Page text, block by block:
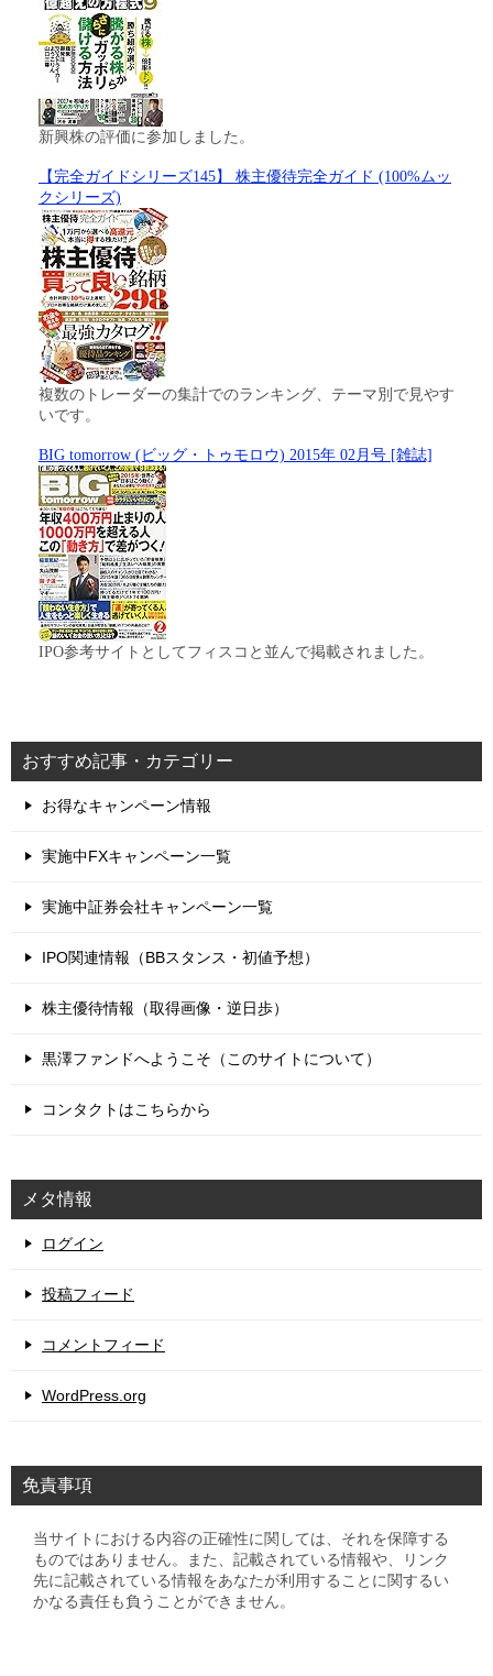
新興株の評価に参加しました。
【完全ガイドシリーズ145】 株主優待完全ガイド (100%ムッ
クシリーズ)
複数のトレーダーの集計でのランキング、テーマ別で見やす
いです。
BIG tomorrow (ビッグ・トゥモロウ) 2015年 02月号 [雑誌]
IPO参考サイトとしてフィスコと並んで掲載されました。
おすすめ記事・カテゴリー
お得なキャンペーン情報
実施中FXキャンペーン一覧
実施中証券会社キャンペーン一覧
IPO関連情報（BBスタンス・初値予想）
株主優待情報（取得画像・逆日歩）
黒澤ファンドへようこそ（このサイトについて）
コンタクトはこちらから
メタ情報
ログイン
投稿フィード
コメントフィード
WordPress.org
免責事項
当サイトにおける内容の正確性に関しては、それを保障する
ものではありません。また、記載されている情報や、リンク
先に記載されている情報をあなたが利用することに関するい
かなる責任も負うことができません。